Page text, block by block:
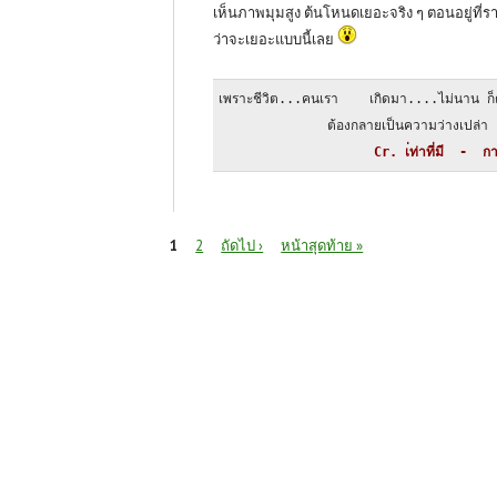
เห็นภาพมุมสูง ต้นโหนดเยอะจริง ๆ ตอนอยู่ที่ร
ว่าจะเยอะแบบนี้เลย
เพราะชีวิต...คนเรา    เกิดมา....ไม่นาน ก็
ต้องกลายเป็นความว่างเ
Cr. เ่ท่าที่มี  -  กา
1 2 ถัดไป › หน้าสุดท้าย »